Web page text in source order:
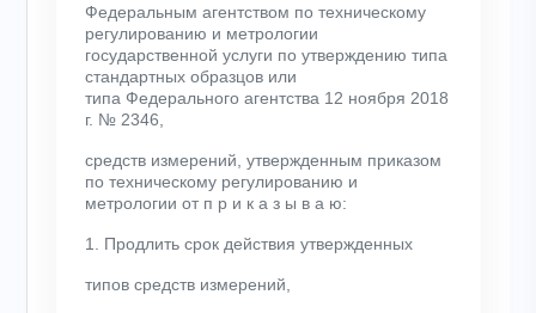
Федеральным агентством по техническому
регулированию и метрологии
государственной услуги по утверждению типа
стандартных образцов или
типа Федерального агентства 12 ноября 2018
г. № 2346,
средств измерений, утвержденным приказом
по техническому регулированию и
метрологии от п р и к а з ы в а ю:
1. Продлить срок действия утвержденных
типов средств измерений,